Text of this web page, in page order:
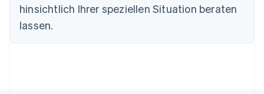
hinsichtlich Ihrer speziellen Situation beraten
lassen.
Indien
English
English